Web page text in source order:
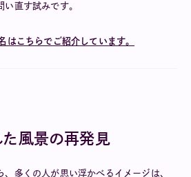
直す試みです。
はこちらでご紹介しています。
風景の再発見
、多くの人が思い浮かべるイメージは、